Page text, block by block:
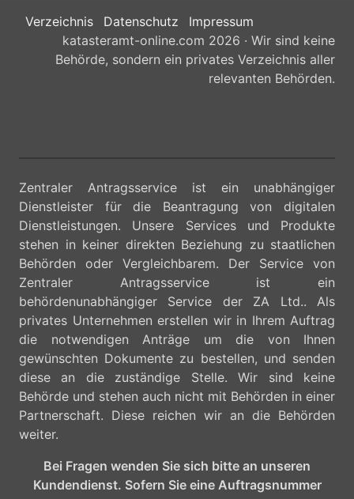
Verzeichnis Datenschutz
Impressum
katasteramt-online.com 2026 · Wir sind keine
Behörde, sondern ein privates Verzeichnis aller
relevanten Behörden.
Zentraler Antragsservice ist ein unabhängiger
Dienstleister für die Beantragung von digitalen
Dienstleistungen. Unsere Services und Produkte
stehen in keiner direkten Beziehung zu staatlichen
Behörden oder Vergleichbarem. Der Service von
Zentraler Antragsservice ist ein
behördenunabhängiger Service der ZA Ltd.. Als
privates Unternehmen erstellen wir in Ihrem Auftrag
die notwendigen Anträge um die von Ihnen
gewünschten Dokumente zu bestellen, und senden
diese an die zuständige Stelle. Wir sind keine
Behörde und stehen auch nicht mit Behörden in einer
Partnerschaft. Diese reichen wir an die Behörden
weiter.
Bei Fragen wenden Sie sich bitte an unseren
Kundendienst. Sofern Sie eine Auftragsnummer